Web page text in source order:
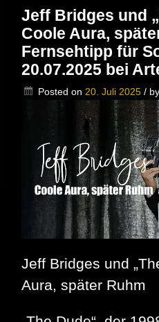
Jeff Bridges und
Coole Aura,
Fernsehtipp für
20.07.2025 bei
Posted on 20. Juli 2025 / by
Jeff Bridges und
Aura, später Ruhm